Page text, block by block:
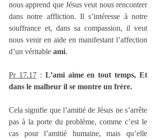
nous apprend que Jésus veut nous rencontrer
dans notre affliction. Il s’intéresse à notre
souffrance et, dans sa compassion, il veut
nous venir en aide en manifestant l’affection
d’un véritable ami.
Pr 17.17 : L’ami aime en tout temps, Et
dans le malheur il se montre un frère.
Cela signifie que l’amitié de Jésus ne s’arrête
pas à la porte du problème, comme c’est le
cas pour l’amitié humaine, mais qu’elle